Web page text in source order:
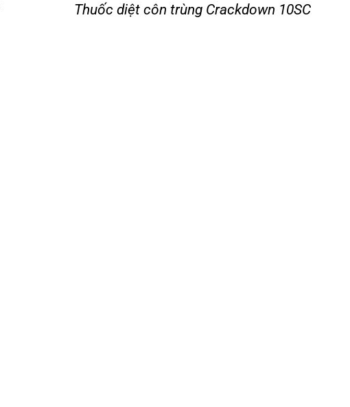
Thuốc diệt côn trùng Crackdown 10SC